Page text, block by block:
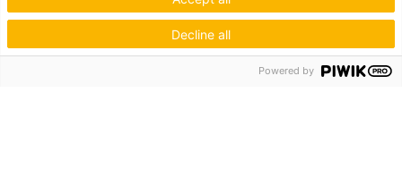
Decline all
Powered by